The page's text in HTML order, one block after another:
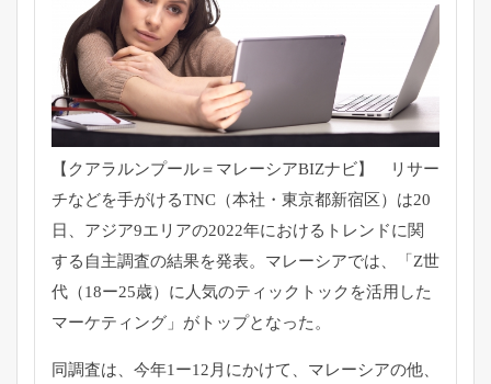
【クアラルンプール＝マレーシアBIZナビ】 リサー
チなどを手がけるTNC（本社・東京都新宿区）は20
日、アジア9エリアの2022年におけるトレンドに関
する自主調査の結果を発表。マレーシアでは、「Z世
代（18ー25歳）に人気のティックトックを活用した
マーケティング」がトップとなった。
同調査は、今年1ー12月にかけて、マレーシアの他、